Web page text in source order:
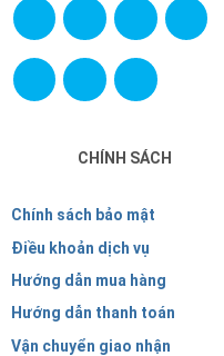
CHÍNH SÁCH
Chính sách bảo mật
Điều khoản dịch vụ
Hướng dẫn mua hàng
Hướng dẫn thanh toán
Vận chuyển giao nhận